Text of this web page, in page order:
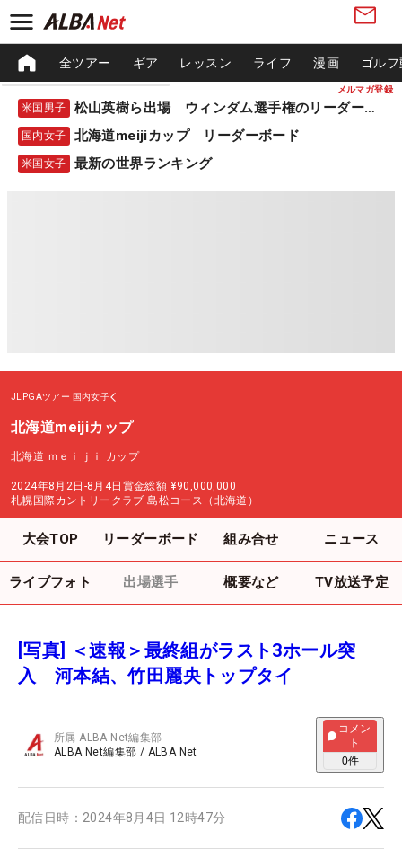
メルマガ登録
全ツアー ギア レッスン ライフ 漫画 ゴル
米国男子 松山英樹ら出場 ウィンダム選手権のリーダーボード
国内女子 北海道meijiカップ リーダーボード
米国女子 最新の世界ランキング
JLPGAツアー 国内女子
北海道meijiカップ
北海道 ｍｅｉｊｉ カップ
2024年8月2日-8月4日 賞金総額 ¥90,000,000
札幌国際カントリークラブ 島松コース（北海道）
大会TOP リーダーボード 組み合せ ニュース
ライブフォト 出場選手 概要など TV放送予定
[写真] ＜速報＞最終組がラスト3ホール突
入 河本結、竹田麗央トップタイ
所属ALBA Net編集部
ALBA Net編集部 / ALBA Net
コメン
ト
0件
配信日時： 2024年8月4日 12時47分